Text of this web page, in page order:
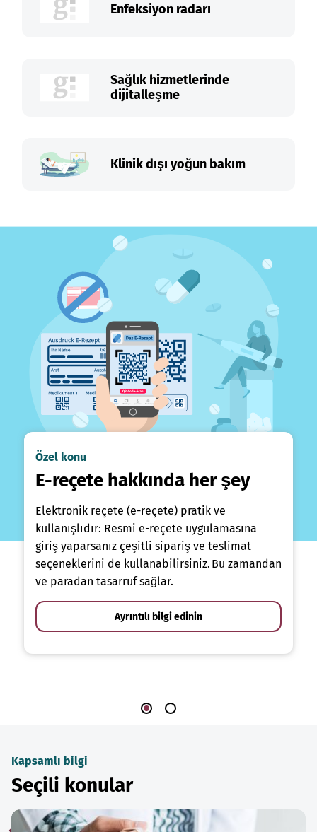
Enfeksiyon radarı
Sağlık hizmetlerinde
dijitalleşme
Klinik dışı yoğun bakım
Özel konu
E-reçete hakkında her şey
Elektronik reçete (e-reçete) pratik ve
kullanışlıdır: Resmi e-reçete uygulamasına
giriş yaparsanız çeşitli sipariş ve teslimat
seçeneklerini de kullanabilirsiniz. Bu zamandan
ve paradan tasarruf sağlar.
Ayrıntılı bilgi edinin
Kapsamlı bilgi
Seçili konular